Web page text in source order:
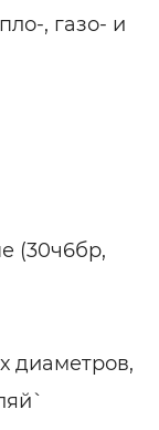
, газо- и
(30ч6бр,
диаметров,